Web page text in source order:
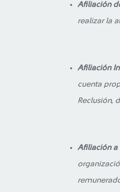
Afiliación
realizar la
Afiliación
cuenta
Reclusión,
Afiliación a